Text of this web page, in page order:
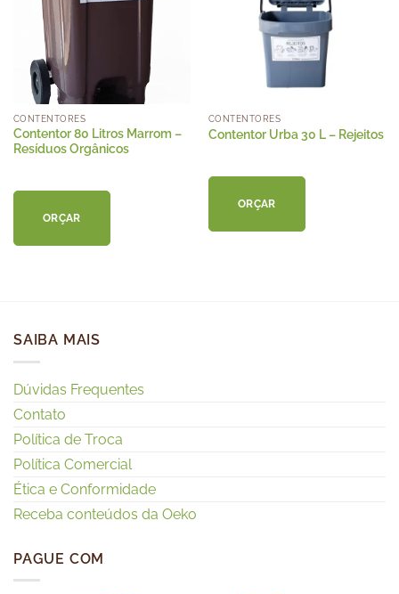
CONTENTORES
Contentor 80 Litros Marrom –
Resíduos Orgânicos
ORÇAR
CONTENTORES
Contentor Urba 30 L – Rejeitos
ORÇAR
SAIBA MAIS
Dúvidas Frequentes
Contato
Política de Troca
Política Comercial
Ética e Conformidade
Receba conteúdos da Oeko
PAGUE COM